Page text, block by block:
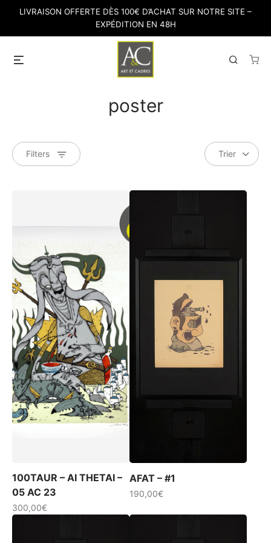
content
LIVRAISON OFFERTE DÈS 100€ D’ACHAT SUR NOTRE SITE –
EXPÉDITION EN 48H
Search
poster
Filters
100TAUR – AI THETAI –
05 AC 23
300,00€
AFAT – #1
190,00€